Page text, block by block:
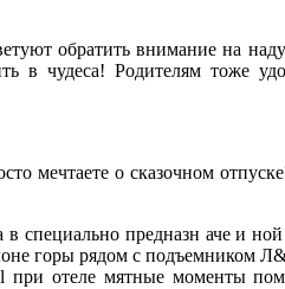
обратить внимание на
в чудеса! Родителям тоже
мечтаете о сказочном
спе­циально предназн аче и
горы рядом с подъемником
отеле мятные моменты